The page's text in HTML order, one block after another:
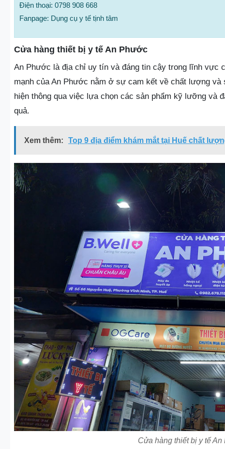
Điện thoại: 0798 908 668
Fanpage: Dụng cụ y tế tịnh tâm
Cửa hàng thiết bị y tế An Phước
An Phước là địa chỉ uy tín và đáng tin cậy trong lĩnh vực
mạnh của An Phước nằm ở sự cam kết về chất lượng
hiện thông qua việc lựa chọn các sản phẩm kỹ lưỡng và
quả.
Xem thêm: Top 9 địa điểm khám mắt tại Huế chất
Cửa hàng thiết bị y tế An